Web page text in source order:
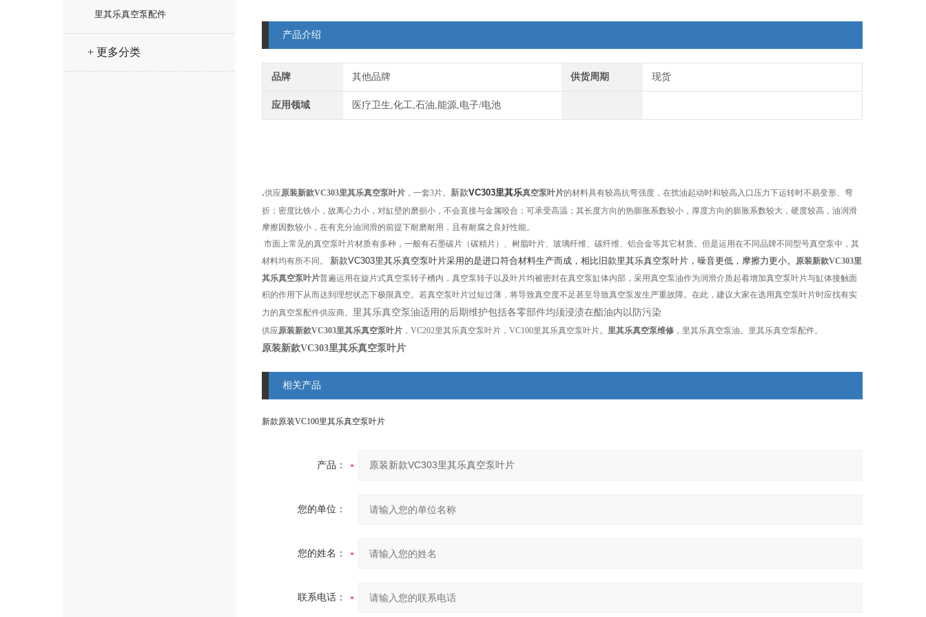
里其乐真空泵配件
+ 更多分类
产品介绍
品牌 其他品牌 供货周期 现货
应用领域 医疗卫生,化工,石油,能源,电子/电池
.供应原装新款VC303里其乐真空泵叶片 ，一套3片。 新款VC303里其乐真空泵叶片的材料具有较高抗弯强度，在扰油起动时和较高入口压力下运转时不易变形、弯
折；密度比铁小，故离心力小，对缸壁的磨损小，不会直接与金属咬合；可承受高温；其长度方向的热膨胀系数较小，厚度方向的膨胀系数较大，硬度较高，油润滑
摩擦因数较小，在有充分油润滑的前提下耐磨耐用，且有耐腐之良好性能。
市面上常见的真空泵叶片材质有多种，一般有石墨碳片（碳精片）、树脂叶片、玻璃纤维、碳纤维、铝合金等其它材质。但是运用在不同品牌不同型号真空泵中，其
材料均有所不同。 新款VC303里其乐真空泵叶片采用的是进口符合材料生产而成，相比旧款里其乐真空泵叶片，噪音更低，摩擦力更小。
原装新款VC303里
其乐真空泵叶片普遍运用在旋片式真空泵转子槽内，真空泵转子以及叶片均被密封在真空泵缸体内部，采用真空泵油作为润滑介质起着增加真空泵叶片与缸体接触面
积的作用下从而达到理想状态下极限真空。若真空泵叶片过短过薄，将导致真空度不足甚至导致真空泵发生严重故障。在此，建议大家在选用真空泵叶片时应找有实
力的真空泵配件供应商。 里其乐真空泵油适用的后期维护包括各零部件均须浸渍在酯油内以防污染
供应原装新款VC303里其乐真空泵叶片 ，VC202里其乐真空泵叶片，VC100里其乐真空泵叶片。 里其乐真空泵维修 ，里其乐真空泵油。里其乐真空泵配件。
原装新款VC303里其乐真空泵叶片
相关产品
新款原装VC100里其乐真空泵叶片
产品：
您的单位：
您的姓名：
联系电话：